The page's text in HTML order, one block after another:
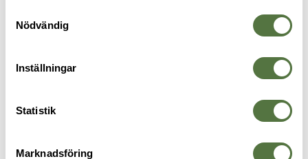
Nödvändig
Inställningar
Statistik
Marknadsföring
SAFARILAND